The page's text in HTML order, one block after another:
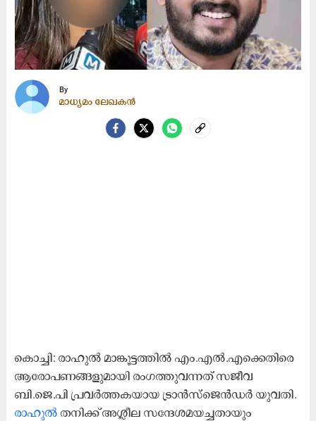
By
മാധ്യമം ലേഖകൻ
കൊച്ചി: രാഹുൽ മാങ്കൂട്ടത്തിൽ എം.എൽ.എക്കെതിരെ
ആരോപണങ്ങളുമായി രംഗത്തുവന്നത് സജീവ
ബി.ജെ.പി പ്രവർത്തകയായ ട്രാൻസ്ജെൻഡർ യുവതി.
രാഹുൽ തനിക്ക് അശ്ലീല സന്ദേശമയച്ചതായും